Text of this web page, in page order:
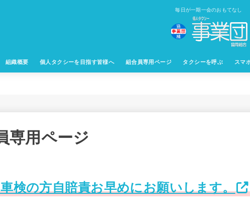
毎日が一期一会のおもてなし
組織概要 個人タクシーを目指す皆様へ 組合員専用ページ タクシーを呼ぶ スマ
専用ページ
検の方自賠責お早めにお願いします。